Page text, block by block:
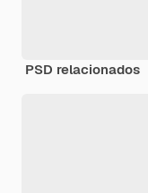
PSD relacionados